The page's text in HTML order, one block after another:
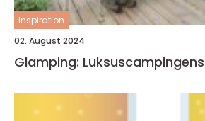
inspiration
02. August 2024
Glamping: